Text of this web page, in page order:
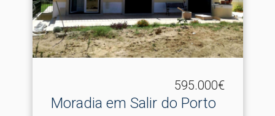
595.000€
Moradia em Salir do Porto